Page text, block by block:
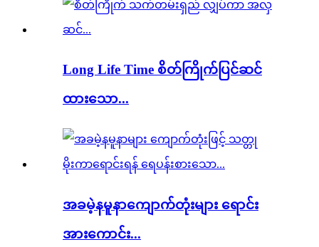
Long Life Time စိတ်ကြိုက်ပြင်ဆင်
ထားသော...
အခမဲ့နမူနာကျောက်တုံးများ ရောင်း
အားကောင်း...